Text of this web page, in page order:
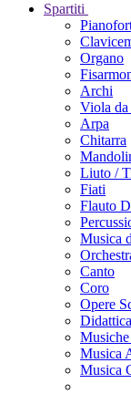
Spartiti
Organo
Archi
Viola da
Arpa
Chitarra
Liuto /
Fiati
Flauto
Musica
Canto
Coro
Opere
Musica
Musica